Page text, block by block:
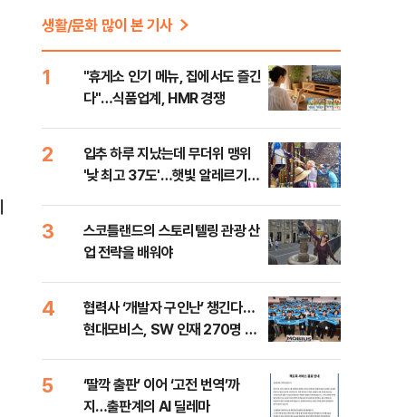
생활/문화 많이 본 기사
1
"휴게소 인기 메뉴, 집에서도 즐긴
다"…식품업계, HMR 경쟁
2
입추 하루 지났는데 무더위 맹위
'낮 최고 37도'…햇빛 알레르기
3
스코틀랜드의 스토리텔링 관광 산
업 전략을 배워야
4
협력사 ‘개발자 구인난’ 챙긴다…
현대모비스, SW 인재 270명 육
5
‘딸깍 출판’ 이어 ‘고전 번역’까
지…출판계의 AI 딜레마